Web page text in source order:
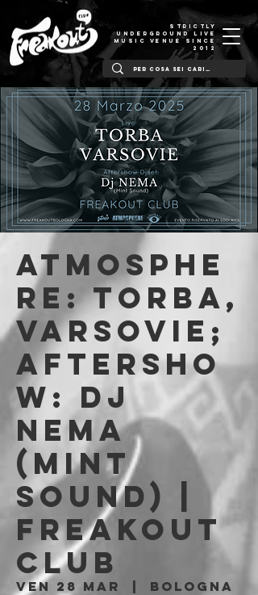
STRICTLY
UNDERGROUND LIVE
MUSIC VENUE SINCE
2012
Atmosphe
re: Torba,
Varsovie;
Aftersho
w: Dj
Nema
(Mint
Sound) |
Freakout
Club
ven 28 mar
Bologna